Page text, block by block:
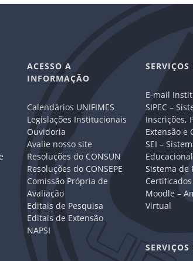
ACESSO A
INFORMAÇÃO
Calendários UNIFIMES
Legislações Institucionais
Ouvidoria
Avalie nosso site
Resoluções do CONSUN
Resoluções do CONSEPE
Comissão Própria de
Avaliação
Editais de Pesquisa
Editais de Extensão
NAPSI
E-mail
SIPEC –
Inscrições,
Extensão e
SEI –
Sistema de
Moodle –
Virtual
SERVIÇOS